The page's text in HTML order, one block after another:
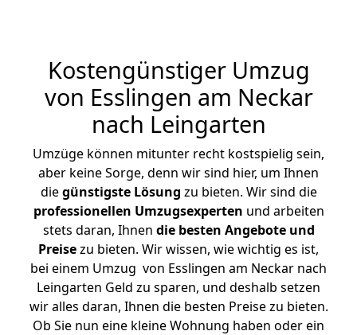
Kostengünstiger Umzug
von Esslingen am Neckar
nach Leingarten
Umzüge können mitunter recht kostspielig sein,
aber keine Sorge, denn wir sind hier, um Ihnen
diegünstigste Lösung zu bieten. Wir sind die
professionellen Umzugsexperten und arbeiten
stets daran, Ihnen die besten Angebote und
Preisezu bieten. Wir wissen, wie wichtig es ist,
bei einem Umzug von Esslingen am Neckar nach
Leingarten Geld zu sparen, und deshalb setzen
wir alles daran, Ihnen die besten Preise zu bieten.
Ob Sie nun eine kleine Wohnung haben oder ein